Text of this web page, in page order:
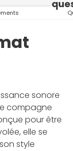
sonore
compagne
pour être
elle se
style